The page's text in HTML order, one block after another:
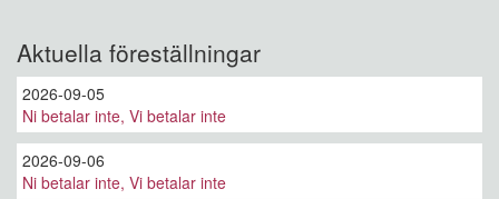
Aktuella föreställningar
2026-09-05
Ni betalar inte, Vi betalar inte
2026-09-06
Ni betalar inte, Vi betalar inte